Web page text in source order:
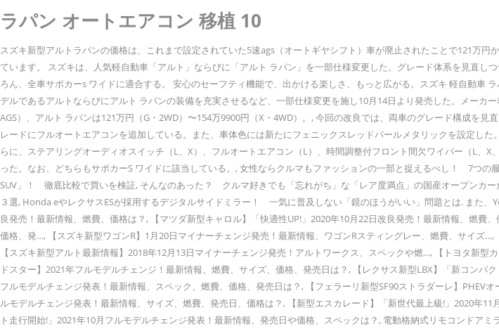
ラパン オートエアコン 移植 10
スズキ新型アルトラパンの価格は、これまで設定されていた5速ags（オートギヤシフト）車が廃止されたことで121万
ています。 スズキは、人気軽自動車「アルト」ならびに「アルト ラパン」を一部仕様変更した。グレード体系を見直
ろん、全車サポカーs ワイドに適合する。 安心のセーフティ機能で、出かける楽しさ、もっと広がる。スズキ 軽自動車
デルであるアルトならびにアルト ラパンの装備を充実させるなど、一部仕様変更を施し10月14日より発売した。メーカ
AGS）、アルト ラパンは121万円（G・2WD）〜154万9900円（X・4WD）。, 今回の改良では、両車のグレード構成を
レードにフルオートエアコンを追加している。また、車体色には新たにフェニックスレッドパールメタリックを設定し
らに、ステアリングオーディオスイッチ（L、X）、フルオートエアコン（L）、時間調整付フロント間欠ワイパー（L
った。なお、どちらもサポカーS ワイドに該当している。, 女性ならクルマもファッションの一部と捉えるべし！ 7つ
SUV」！ 徹底比較で買いを検証, そんなのあった？ クルマ好きでも「忘れがち」な「レア度満点」の国産オープンカ
３選, Honda eやレクサスESが採用するデジタルサイドミラー！ 一気に普及しない「鏡のほうがいい」問題とは. また
良発売！最新情報、燃費、価格は？, 【マツダ新型キャロル】「快適性UP!」2020年10月22日改良発売！最新情報、燃費
価格、発…, 【スズキ新型ワゴンR】1月20日マイナーチェンジ発売！最新情報、ワゴンRスティングレー、燃費、サイズ
【スズキ新型アルト最新情報】2018年12月13日マイナーチェンジ発売！アルトワークス、スペックや燃…, 【トヨタ新
ドスター】2021年フルモデルチェンジ！最新情報、燃費、サイズ、価格、発売日は？, 【レクサス新型LBX】「新コン
フルモデルチェンジ発表！最新情報、スペック、燃費、価格、発売日は？, 【フェラーリ新型SF90ストラダーレ】
ルモデルチェンジ発表！最新情報、サイズ、燃費、発売日、価格は？, 【新型エスカレード】「新世代最上級!」2020年
ト走行開始!」2021年10月フルモデルチェンジ発表！最新情報、発売日や価格、スペックは？, 電動格納式リモコンドア